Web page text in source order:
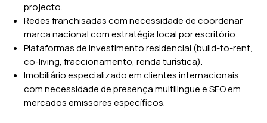
projecto.
Redes franchisadas com necessidade de coordenar
marca nacional com estratégia local por escritório.
Plataformas de investimento residencial (build-to-rent,
co-living, fraccionamento, renda turística).
Imobiliário especializado em clientes internacionais
com necessidade de presença multilingue e SEO em
mercados emissores específicos.